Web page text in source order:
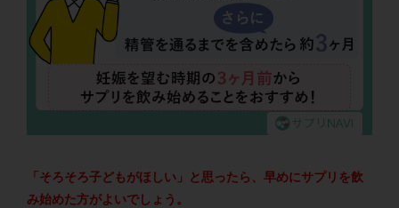
「そろそろ子どもがほしい」と思ったら、早めにサプリを飲
み始めた方がよいでしょう。